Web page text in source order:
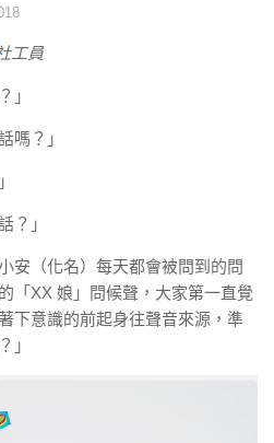
工員
」
嗎？」
？」
安（化名）每天都會被問到的問
「XX 娘」問候聲，大家第一直覺
下意識的前起身往聲音來源，準
」